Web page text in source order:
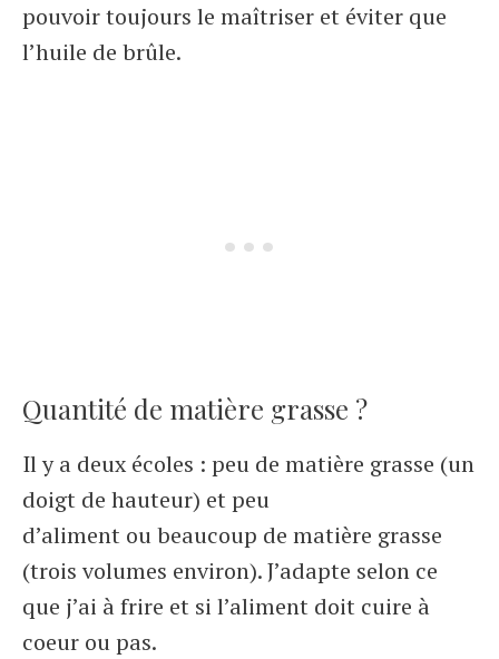
pouvoir toujours le maîtriser et éviter que
l’huile de brûle.
Quantité de matière grasse ?
Il y a deux écoles : peu de matière grasse (un
doigt de hauteur) et peu
d’aliment ou beaucoup de matière grasse
(trois volumes environ). J’adapte selon ce
que j’ai à frire et si l’aliment doit cuire à
coeur ou pas.